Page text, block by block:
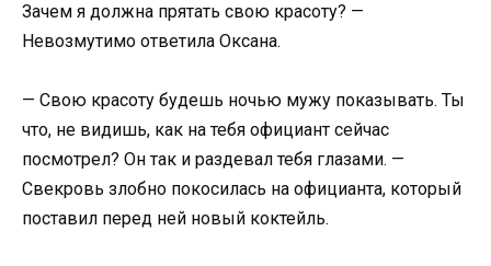
Зачем я должна прятать свою красоту? —
Невозмутимо ответила Оксана.
— Свою красоту будешь ночью мужу показывать. Ты
что, не видишь, как на тебя официант сейчас
посмотрел? Он так и раздевал тебя глазами. —
Свекровь злобно покосилась на официанта, который
поставил перед ней новый коктейль.